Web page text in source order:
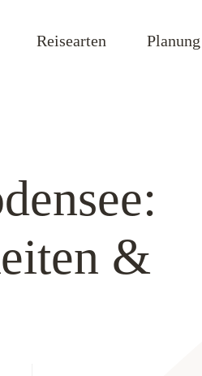
Reisearten
&